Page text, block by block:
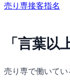
売り専接客指名
「言葉以
売り専で働いて